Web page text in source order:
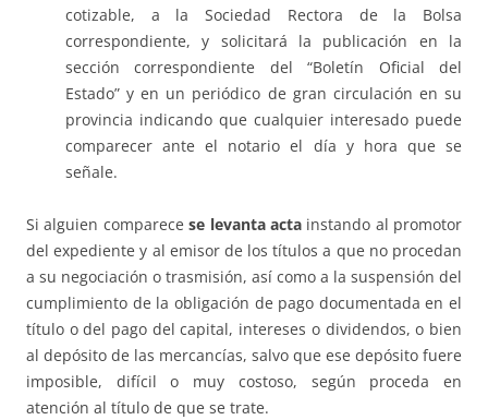
cotizable, a la Sociedad Rectora de la Bolsa
correspondiente, y solicitará la publicación en la
sección correspondiente del “Boletín Oficial del
Estado” y en un periódico de gran circulación en su
provincia indicando que cualquier interesado puede
comparecer ante el notario el día y hora que se
señale.
Si alguien comparecese levanta actainstando al promotor
del expediente y al emisor de los títulos a que no procedan
a su negociación o trasmisión, así como a la suspensión del
cumplimiento de la obligación de pago documentada en el
título o del pago del capital, intereses o dividendos, o bien
al depósito de las mercancías, salvo que ese depósito fuere
imposible, difícil o muy costoso, según proceda en
atención al título de que se trate.